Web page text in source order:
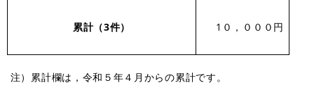
累計（3件） 1０，０００円
注）累計欄は，令和５年４月からの累計です。